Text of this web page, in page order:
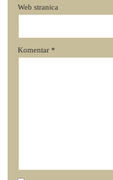
Web stranica
Komentar *